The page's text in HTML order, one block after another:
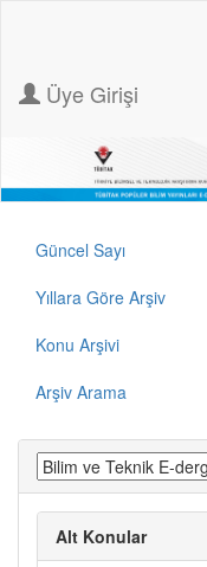
Üye Girişi
Güncel Sayı
Yıllara Göre Arşiv
Konu Arşivi
Arşiv Arama
Alt Konular